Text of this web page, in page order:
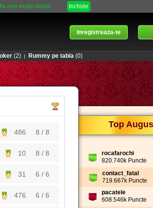
mai multe detalii Inchide
Inregistreaza-te
(2) | Rummy pe tabla (0)
Top
rocafarochi
820.740k Puncte
contact_fatal
719.667k Puncte
pacatele
608.546k Puncte
8 / 8
486
8 / 8
10
6 / 6
31
6 / 6
476